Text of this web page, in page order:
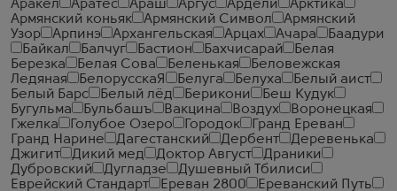
Аракел
Аратес Араш Аргус Ардели
Арктика
Армянский коньяк
Армянский Символ
Армянский
Узор
Арпинэ Архангельская Арцах Ачара
Баадури
Байкал
Балчуг Бастион Бахчисарай
Белая
Березка
Белая Сова Беленькая
Беловежская
Ледяная
БелорусскаЯ Белуга Белуха
Белый аист
Белый Барс
Белый лёд Берикони
Беш Кудук
Бугульма
Бульбашъ Вакцина Воздух
Воронецкая
Гжелка
Голубое Озеро Городок
Гранд Ереван
Гранд Нарине
Дагестанский Дербент
Деревенька
Джигит
Дикий мед Доктор Август
Драники
Дубровский
Дугладзе
Душевный Тбилиси
Еврейский Стандарт
Ереван 2800
Ереванский Путь